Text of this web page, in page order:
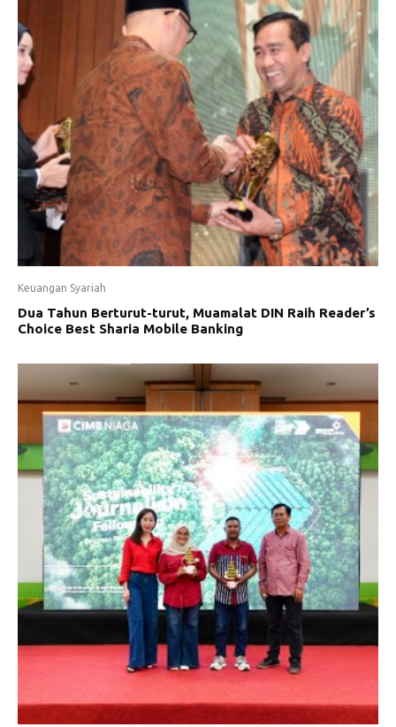
Keuangan Syariah
Dua Tahun Berturut-turut, Muamalat DIN Raih Reader’s
Choice Best Sharia Mobile Banking